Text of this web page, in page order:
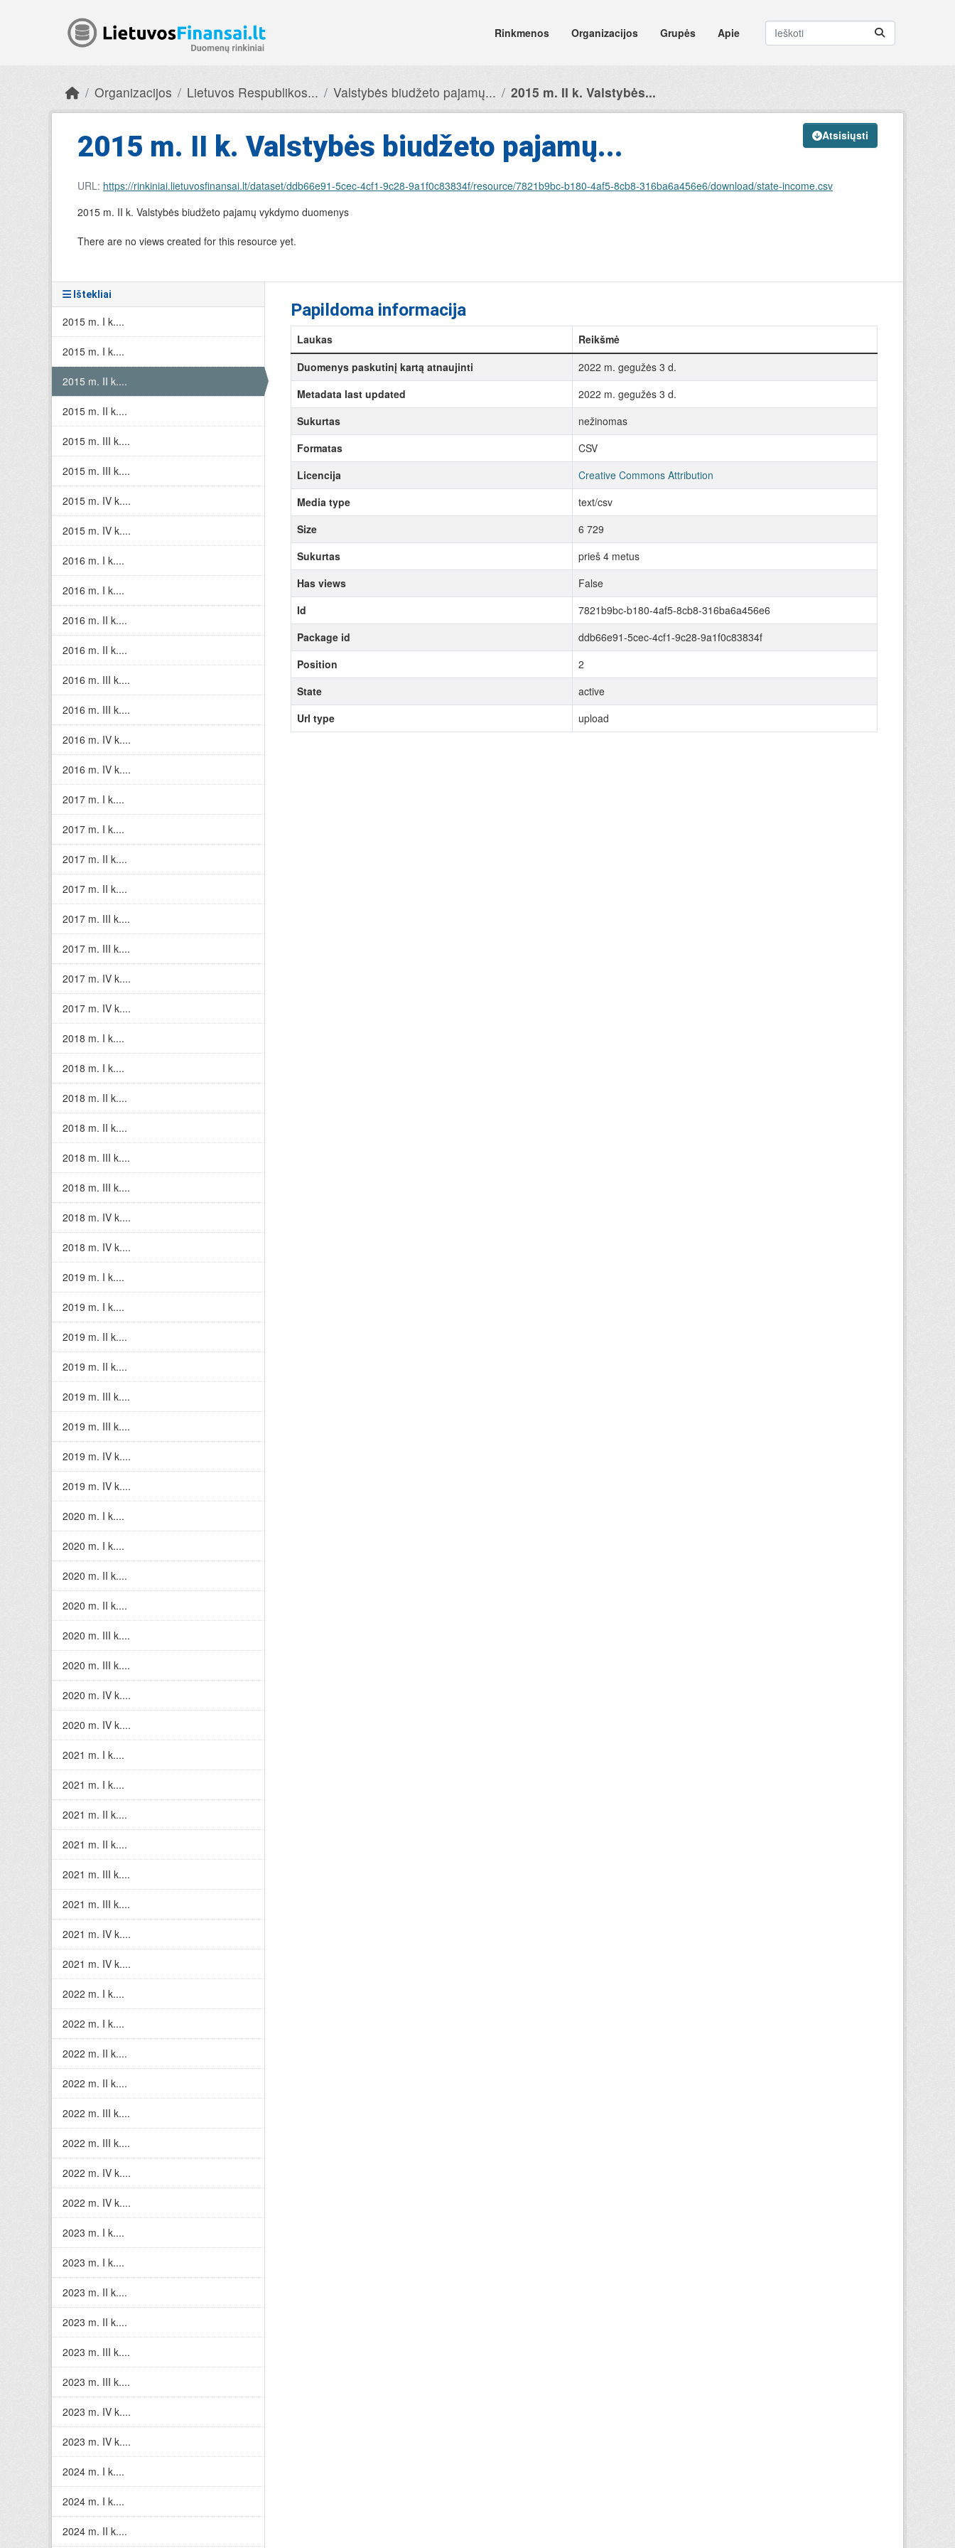
Rinkmenos
Organizacijos Grupės Apie
Organizacijos Lietuvos Respublikos... Valstybės biudžeto pajamų... 2015 m. II k. Valstybės...
Atsisiųsti
2015 m. II k. Valstybės biudžeto pajamų...
URL: https://rinkiniai.lietuvosfinansai.lt/dataset/ddb66e91-5cec-4cf1-9c28-9a1f0c83834f/resource/7821b9bc-b180-4af5-8cb8-316ba6a456e6/download/state-income.csv
2015 m. II k. Valstybės biudžeto pajamų vykdymo duomenys
There are no views created for this resource yet.
Ištekliai
2015 m. I k....
2015 m. I k....
2015 m. II k....
2015 m. II k....
2015 m. III k....
2015 m. III k....
2015 m. IV k....
2015 m. IV k....
2016 m. I k....
2016 m. I k....
2016 m. II k....
2016 m. II k....
2016 m. III k....
2016 m. III k....
2016 m. IV k....
2016 m. IV k....
2017 m. I k....
2017 m. I k....
2017 m. II k....
2017 m. II k....
2017 m. III k....
2017 m. III k....
2017 m. IV k....
2017 m. IV k....
2018 m. I k....
2018 m. I k....
2018 m. II k....
2018 m. II k....
2018 m. III k....
2018 m. III k....
2018 m. IV k....
2018 m. IV k....
2019 m. I k....
2019 m. I k....
2019 m. II k....
2019 m. II k....
2019 m. III k....
2019 m. III k....
2019 m. IV k....
2019 m. IV k....
2020 m. I k....
2020 m. I k....
2020 m. II k....
2020 m. II k....
2020 m. III k....
2020 m. III k....
2020 m. IV k....
2020 m. IV k....
2021 m. I k....
2021 m. I k....
2021 m. II k....
2021 m. II k....
2021 m. III k....
2021 m. III k....
2021 m. IV k....
2021 m. IV k....
2022 m. I k....
2022 m. I k....
2022 m. II k....
2022 m. II k....
2022 m. III k....
2022 m. III k....
2022 m. IV k....
2022 m. IV k....
2023 m. I k....
2023 m. I k....
2023 m. II k....
2023 m. II k....
2023 m. III k....
2023 m. III k....
2023 m. IV k....
2023 m. IV k....
2024 m. I k....
2024 m. I k....
2024 m. II k....
Papildoma informacija
Laukas
Reikšmė
Duomenys paskutinį kartą atnaujinti
2022 m. gegužės 3 d.
Metadata last updated
2022 m. gegužės 3 d.
Sukurtas
nežinomas
Formatas
CSV
Licencija
Creative Commons Attribution
Media type
text/csv
Size
6 729
Sukurtas
prieš 4 metus
Has views
False
Id
7821b9bc-b180-4af5-8cb8-316ba6a456e6
Package id
ddb66e91-5cec-4cf1-9c28-9a1f0c83834f
Position
2
State
active
Url type
upload